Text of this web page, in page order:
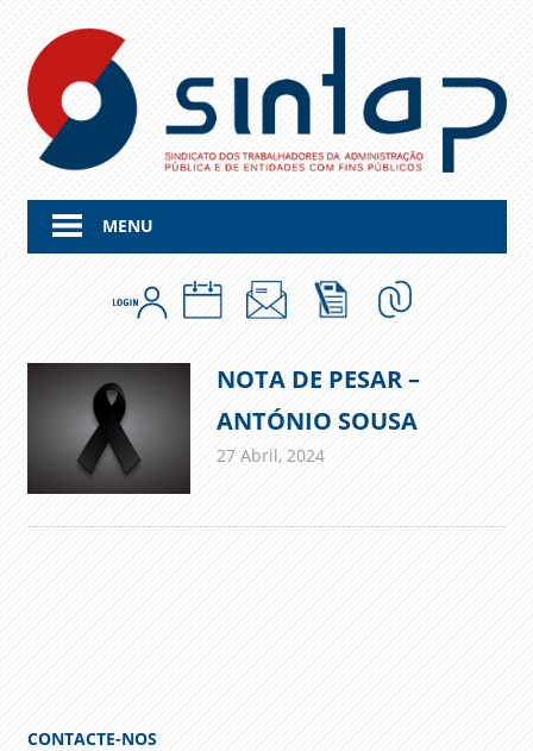
content
MENU
NOTA DE PESAR –
ANTÓNIO SOUSA
27 Abril, 2024
CONTACTE-NOS